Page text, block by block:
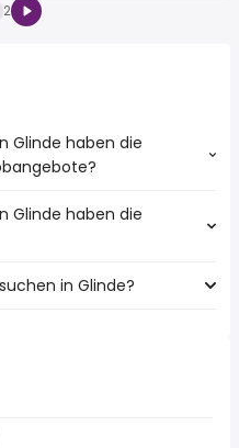
2
Glinde haben die
den meisten software
Glinde haben die
mit den meisten
in Glinde?